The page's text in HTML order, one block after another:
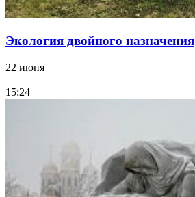
Экология двойного назначения
22 июня
15:24